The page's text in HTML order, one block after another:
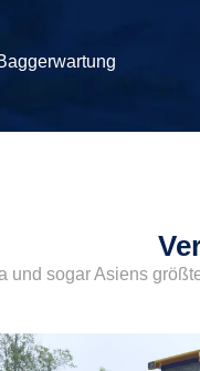
und sogar Asiens